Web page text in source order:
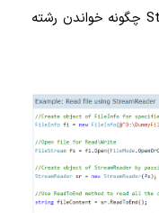
مثال زیر نشان می دهد که StreamReader چگونه خواندن رشته